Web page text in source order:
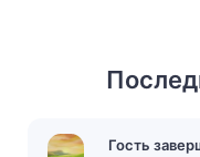
Гость